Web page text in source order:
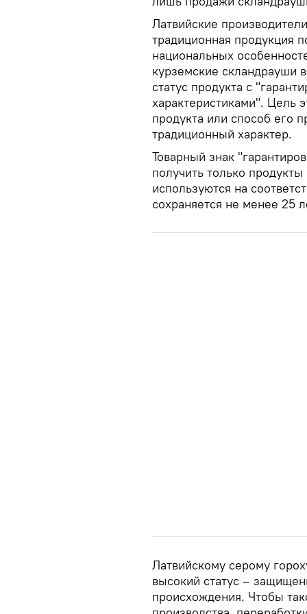
Латвийские
традиционная продукция
национальных
курземские скландрауши
статус продукта с
характеристиками". Цель
продукта или способ его
традиционный характер.
Товарный знак
получить только
используются на
сохраняется не менее 25
Латвийскому серому
высокий статус –
происхождения. Чтобы